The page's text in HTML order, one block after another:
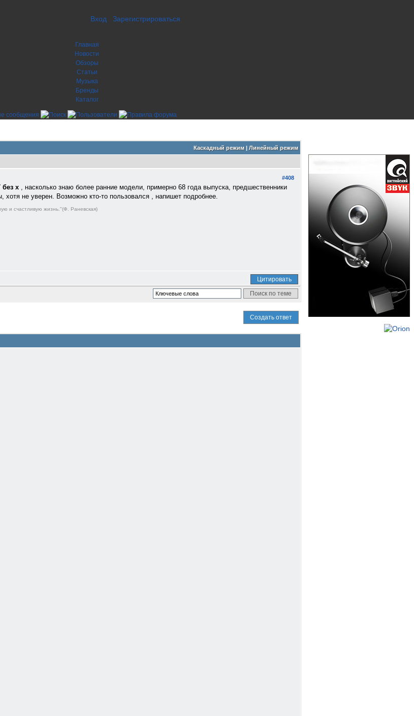
Вход Зарегистрироваться
Главная
Новости
Обзоры
Статьи
Музыка
Бренды
Каталог
Каскадный режим| Линейный режим
#408
без х , насколько знаю более ранние модели, примерно 68 года выпуска, предшественники
хотя не уверен. Возможно кто-то пользовался , напишет подробнее.
и счастливую жизнь."(Ф. Раневская)
Цитировать
Создать ответ